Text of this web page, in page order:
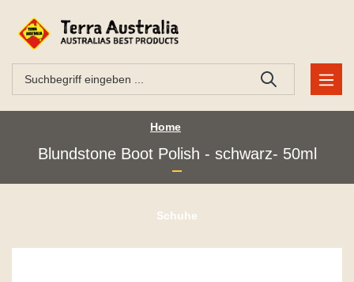
Home
Blundstone Boot Polish - schwarz- 50ml
Schuhe